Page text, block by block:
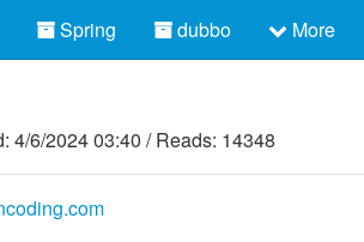
Spring dubbo More
4/6/2024 03:40 /Reads: 14348